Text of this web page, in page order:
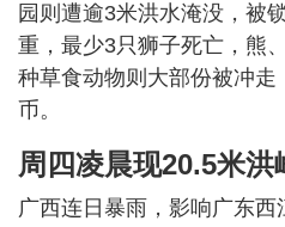
园则遭逾3米洪水淹没，被
重，最少3只狮子死亡，熊
种草食动物则大部份被冲走
币。
周四凌晨现20.5米洪
广西连日暴雨，影响广东